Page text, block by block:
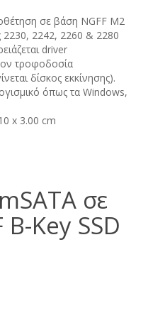
σε βάση NGFF Μ2
2242, 2260 & 2280
driver
τροφοδοσία
δίσκος εκκίνησης).
όπως τα Windows,
x 3.00 cm
σε
B-Key SSD